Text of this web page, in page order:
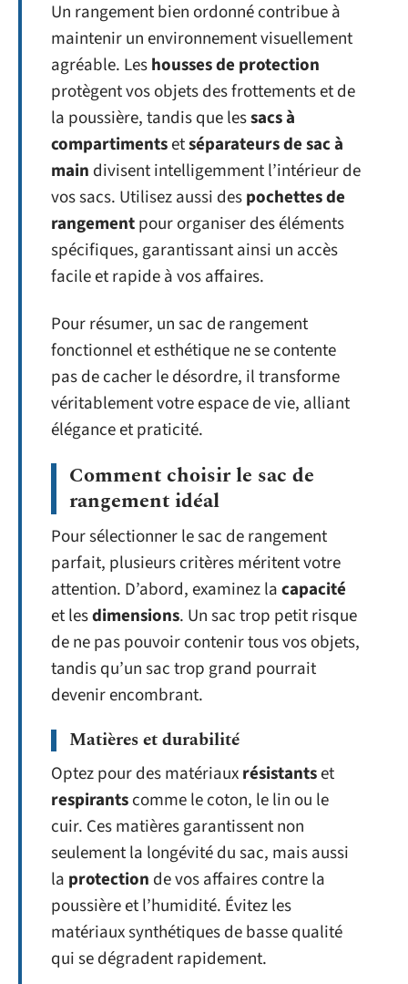
Un rangement bien ordonné contribue à
maintenir un environnement visuellement
agréable. Leshousses de protection
protègent vos objets des frottements et de
la poussière, tandis que lessacs à
compartimentsetséparateurs de sac à
main divisent intelligemment l’intérieur de
vos sacs. Utilisez aussi despochettes de
rangementpour organiser des éléments
spécifiques, garantissant ainsi un accès
facile et rapide à vos affaires.
Pour résumer, un sac de rangement
fonctionnel et esthétique ne se contente
pas de cacher le désordre, il transforme
véritablement votre espace de vie, alliant
élégance et praticité.
Comment choisir le sac de
rangement idéal
Pour sélectionner le sac de rangement
parfait, plusieurs critères méritent votre
attention. D’abord, examinez lacapacité
et lesdimensions. Un sac trop petit risque
de ne pas pouvoir contenir tous vos objets,
tandis qu’un sac trop grand pourrait
devenir encombrant.
Matières et durabilité
Optez pour des matériauxrésistantset
respirantscomme le coton, le lin ou le
cuir. Ces matières garantissent non
seulement la longévité du sac, mais aussi
la protection de vos affaires contre la
poussière et l’humidité. Évitez les
matériaux synthétiques de basse qualité
qui se dégradent rapidement.